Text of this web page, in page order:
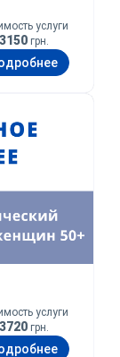
услуги
3150 грн.
услуги
3720 грн.